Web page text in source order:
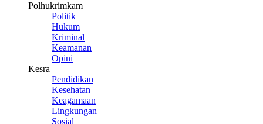
Polhukrimkam
Politik
Hukum
Kriminal
Keamanan
Opini
Kesra
Pendidikan
Kesehatan
Keagamaan
Lingkungan
Sosial